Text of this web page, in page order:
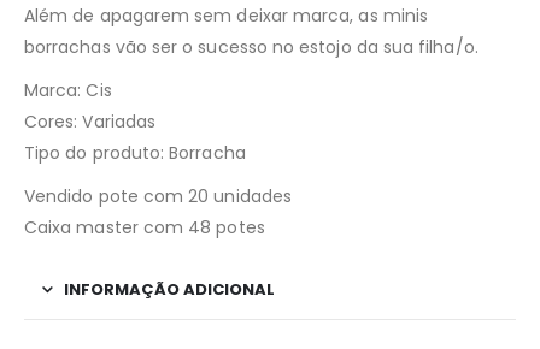
Além de apagarem sem deixar marca, as minis
borrachas vão ser o sucesso no estojo da sua filha/o.
Marca: Cis
Cores: Variadas
Tipo do produto: Borracha
Vendido pote com 20 unidades
Caixa master com 48 potes
INFORMAÇÃO ADICIONAL